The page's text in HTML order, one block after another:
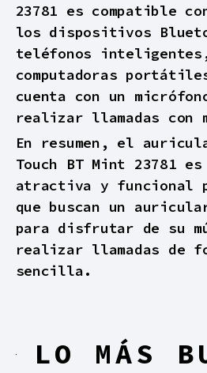
23781 es compatible
los dispositivos
teléfonos
computadoras
cuenta con un
realizar llamadas con
En resumen, el
Touch BT Mint 23781
atractiva y funcional
que buscan un
para disfrutar de su
realizar llamadas de
sencilla.
LO MÁS